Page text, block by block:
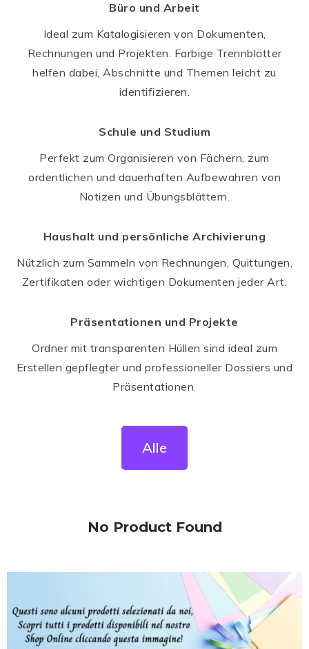
Büro und Arbeit
Ideal zum Katalogisieren von Dokumenten,
Rechnungen und Projekten. Farbige Trennblätter
helfen dabei, Abschnitte und Themen leicht zu
identifizieren.
Schule und Studium
Perfekt zum Organisieren von Fächern, zum
ordentlichen und dauerhaften Aufbewahren von
Notizen und Übungsblättern.
Haushalt und persönliche Archivierung
Nützlich zum Sammeln von Rechnungen, Quittungen,
Zertifikaten oder wichtigen Dokumenten jeder Art.
Präsentationen und Projekte
Ordner mit transparenten Hüllen sind ideal zum
Erstellen gepflegter und professioneller Dossiers und
Präsentationen.
Alle
No Product Found